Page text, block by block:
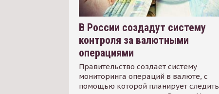
В России создадут систему
контроля за валютными
операциями
Правительство создает систему
мониторинга операций в валюте, с
помощью которой планирует следить